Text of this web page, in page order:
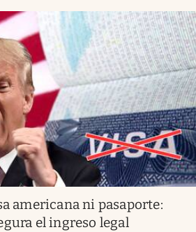
americana ni pasaporte:
el ingreso legal